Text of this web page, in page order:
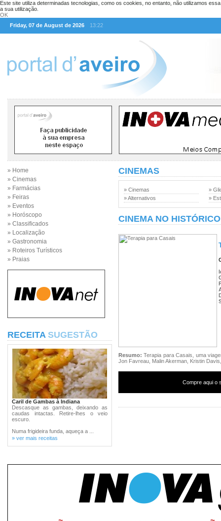
Este site utiliza determinadas tecnologias, como os cookies, no entanto, não utilizamos
a sua utilização.
OK
Friday, 07 de August de 2026
13:22
» Home
» Cinemas
» Farmácias
» Feiras
» Eventos
» Horóscopo
» Classificados
» Localização
» Gastronomia
» Roteiros Turísticos
» Praias
RECEITA SUGESTÃO
Caril de Gambas à Indiana
Descasque as gambas, deixando as
caudas intactas. Retire-lhes o veio
escuro.
Numa frigideira funda, aqueça a ...
» ver mais receitas
CINEMAS
» Cinemas
» Alternativos
»
»
CINEMA NO HISTÓRICO
Resumo:Terapia para Casais, uma
Jon Favreau, Malin Akerman, Kristin
Compre aqui o